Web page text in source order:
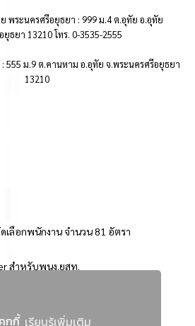
กกี้ เรียนรู้เพิ่มเติม
พระนครศรีอยุธยา : 999 ม.4 ต.อุทัย อ.อุทัย
ธยา 13210 โทร. 0-3535-2555
555 ม.9 ต.คานหาม อ.อุทัย จ.พระนครศรีอยุธยา
13210
ลือกพนักงาน จำนวน 81 อัตรา
สำหรับพนง.ยสท.